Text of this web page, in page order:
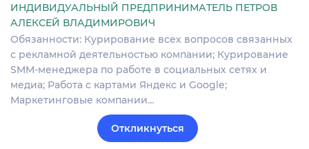
ИНДИВИДУАЛЬНЫЙ ПРЕДПРИНИМАТЕЛЬ ПЕТРОВ
АЛЕКСЕЙ ВЛАДИМИРОВИЧ
Обязанности: Курирование всех вопросов связанных
с рекламной деятельностью компании; Курирование
SMM-менеджера по работе в социальных сетях и
медиа; Работа с картами Яндекс и Google;
Маркетинговые компании…
Откликнуться